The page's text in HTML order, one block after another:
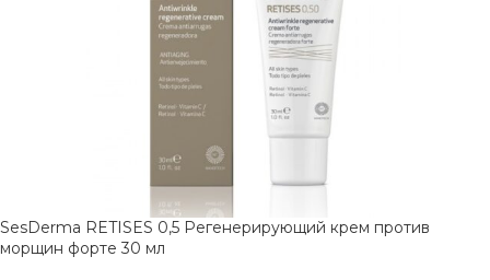
SesDerma RETISES 0,5 Регенерирующий крем против
морщин форте 30 мл